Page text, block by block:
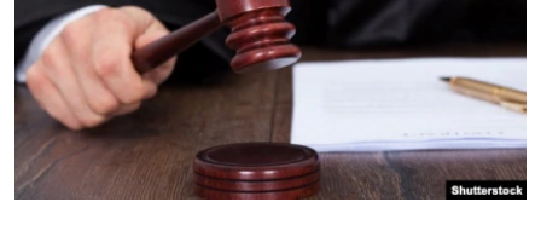
FOTOQALEREYA
İNFOQRAFIKA
KARIKATURA
OXU ZALI
AZƏRBAYCAN ƏDƏBIYYATI KITABXANASI
İSLAM VƏ DEMOKRATIYA
İZ - MƏDƏNIYYƏT PROQRAMI
HAQQIMIZDA
MISSIYAMIZ
PEŞƏ ETIKASI VƏ JURNALISTIKA STANDARTLARIMIZ
MATERIALLARIMIZDAN ISTIFADƏ
AZADLIQRADIOSU MOBIL TELEFONUNUZDA
BIZI IZLƏ
RFE/RL-in bütün saytları